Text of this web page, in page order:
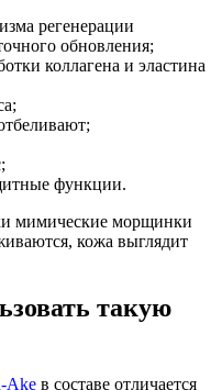
регенерации
обновления;
коллагена и эластина
функции.
мимические морщинки
кожа выглядит
такую
Ake в составе отличается